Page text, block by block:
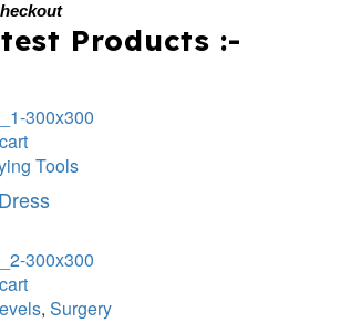
Products :-
Tools
, Surgery